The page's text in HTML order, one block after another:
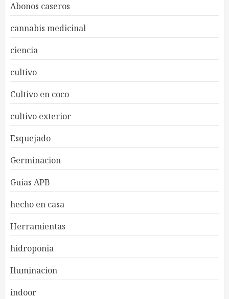
Abonos caseros
cannabis medicinal
ciencia
cultivo
Cultivo en coco
cultivo exterior
Esquejado
Germinacion
Guías APB
hecho en casa
Herramientas
hidroponia
Iluminacion
indoor